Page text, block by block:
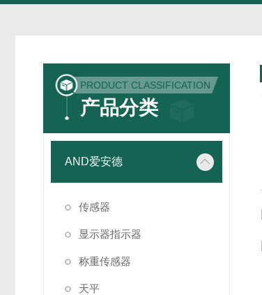
PRODUCT CLASSIFICATION
产品分类
AND爱安德
传感器
显示器指示器
称重传感器
天平